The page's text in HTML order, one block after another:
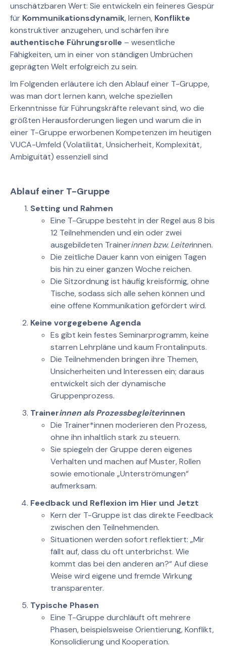
unschätzbaren Wert: Sie entwickeln ein feineres Gespür
für Kommunikationsdynamik, lernen, Konflikte
konstruktiver anzugehen, und schärfen ihre
authentische Führungsrolle – wesentliche
Fähigkeiten, um in einer von ständigen Umbrüchen
geprägten Welt erfolgreich zu sein.
Im Folgenden erläutere ich den Ablauf einer T-Gruppe,
was man dort lernen kann, welche speziellen
Erkenntnisse für Führungskräfte relevant sind, wo die
größten Herausforderungen liegen und warum die in
einer T-Gruppe erworbenen Kompetenzen im heutigen
VUCA-Umfeld (Volatilität, Unsicherheit, Komplexität,
Ambiguität) essenziell sind
Ablauf einer T-Gruppe
Setting und Rahmen
Eine T-Gruppe besteht in der Regel aus 8 bis
12 Teilnehmenden und ein oder zwei
ausgebildeten Trainerinnen bzw. Leiterinnen.
Die zeitliche Dauer kann von einigen Tagen
bis hin zu einer ganzen Woche reichen.
Die Sitzordnung ist häufig kreisförmig, ohne
Tische, sodass sich alle sehen können und
eine offene Kommunikation gefördert wird.
Keine vorgegebene Agenda
Es gibt kein festes Seminarprogramm, keine
starren Lehrpläne und kaum Frontalinputs.
Die Teilnehmenden bringen ihre Themen,
Unsicherheiten und Interessen ein; daraus
entwickelt sich der dynamische
Gruppenprozess.
Trainerinnen als Prozessbegleiterinnen
Die Trainer*innen moderieren den Prozess,
ohne ihn inhaltlich stark zu steuern.
Sie spiegeln der Gruppe deren eigenes
Verhalten und machen auf Muster, Rollen
sowie emotionale „Unterströmungen“
aufmerksam.
Feedback und Reflexion im Hier und Jetzt
Kern der T-Gruppe ist das direkte Feedback
zwischen den Teilnehmenden.
Situationen werden sofort reflektiert: „Mir
fällt auf, dass du oft unterbrichst. Wie
kommt das bei den anderen an?“ Auf diese
Weise wird eigene und fremde Wirkung
transparenter.
Typische Phasen
Eine T-Gruppe durchläuft oft mehrere
Phasen, beispielsweise Orientierung, Konflikt,
Konsolidierung und Kooperation.